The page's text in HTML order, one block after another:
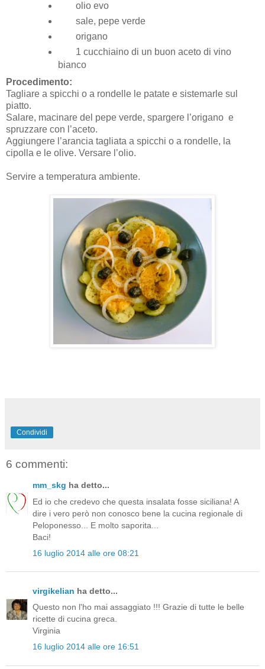
olio evo
sale, pepe verde
origano
1 cucchiaino di un buon aceto di vino
bianco
Procedimento:
Tagliare a spicchi o a rondelle le patate e sistemarle sul
piatto.
Salare, macinare del pepe verde, spargere l’origano e
spruzzare con l’aceto.
Aggiungere l’arancia tagliata a spicchi o a rondelle, la
cipolla e le olive. Versare l’olio.
Servire a temperatura ambiente.
Condividi
6 commenti:
mm_skg ha detto...
Ed io che credevo che questa insalata fosse siciliana! A
dire i vero però non conosco bene la cucina regionale di
Peloponesso... E molto saporita...
Baci!
16 luglio 2014 alle ore 08:21
virgikelian ha detto...
Questo non l'ho mai assaggiato !!! Grazie di tutte le belle
ricette di cucina greca.
Virginia
16 luglio 2014 alle ore 16:51